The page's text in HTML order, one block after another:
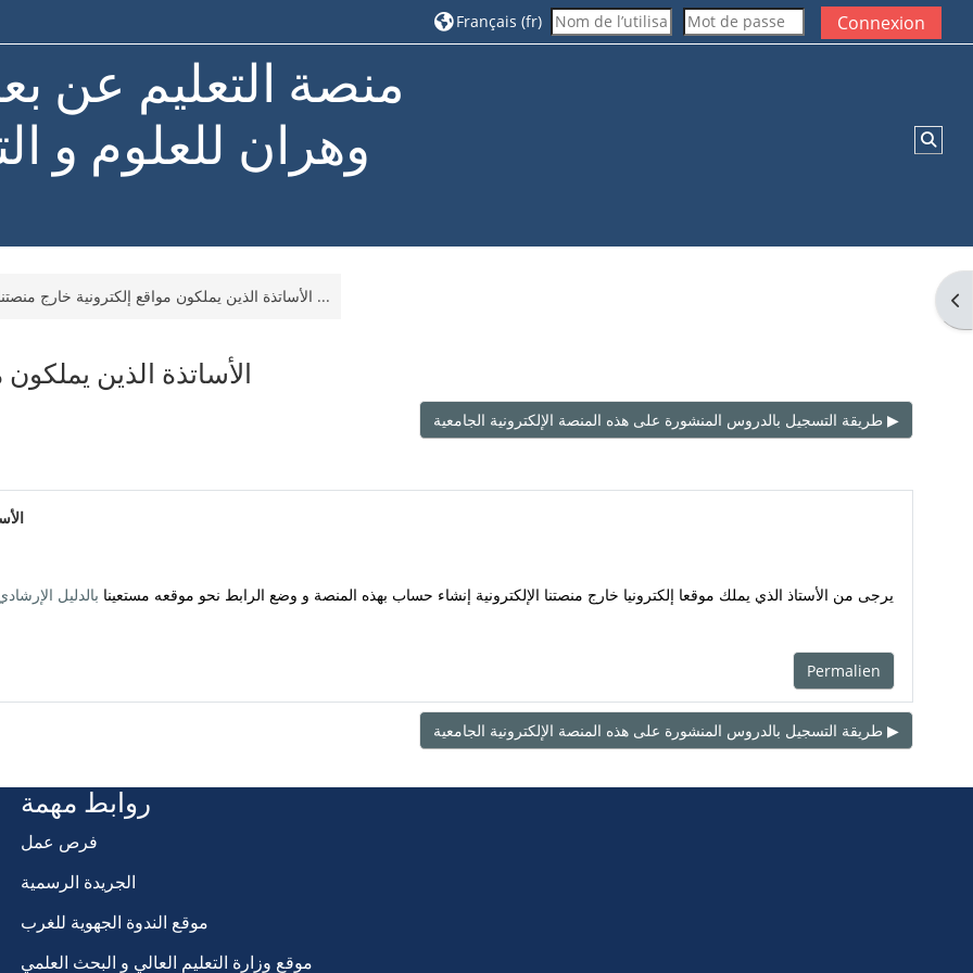
Français ‎(fr)‎ Connexion
منصة التعليم عن
وهران للعلوم و
الأساتذة الذين يملكون مواقع إلكترونية خارج منصتنا ...
الأساتذة الذين
طريقة التسجيل بالدروس المنشورة على هذه المنصة الإلكترونية الجامعية ▶︎
يرجى من الأستاذ الذي يملك موقعا إلكترونيا خارج منصتنا الإلكترونية إنشاء حساب بهذه المنصة و وضع الرابط نحو موقعه مستعينا بالدليل
Permalien
طريقة التسجيل بالدروس المنشورة على هذه المنصة الإلكترونية الجامعية ▶︎
روابط مهمة
فرص عمل
الجريدة الرسمية
موقع الندوة الجهوية للغرب
موقع وزارة التعليم العالي و البحث العلمي